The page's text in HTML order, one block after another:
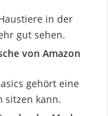
in der
gut sehen.
von Amazon
gehört eine
sitzen kann.